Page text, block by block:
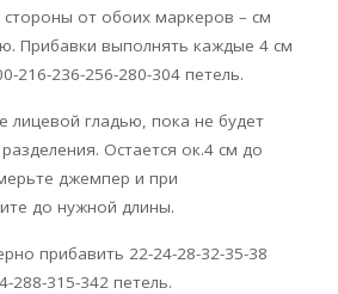
от обоих маркеров – см
Прибавки выполнять каждые 4 см
216-236-256-280-304 петель.
лицевой гладью, пока не будет
Остается ок.4 см до
джемпер и при
до нужной длины.
прибавить 22-24-28-32-35-38
288-315-342 петель.